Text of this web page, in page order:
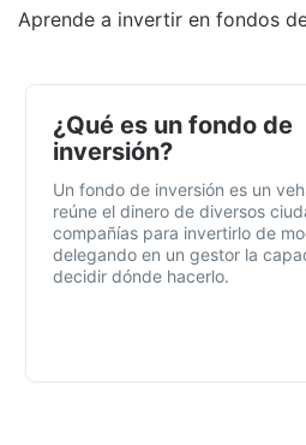
Aprende a invertir en fondos
¿Qué es un fondo de
inversión?
Un fondo de inversión es un
reúne el dinero de diversos
compañías para invertirlo de
delegando en un gestor la
decidir dónde hacerlo.